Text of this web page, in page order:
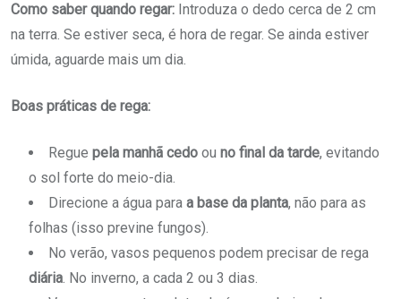
Como saber quando regar: Introduza o dedo cerca de 2 cm
na terra. Se estiver seca, é hora de regar. Se ainda estiver
úmida, aguarde mais um dia.
Boas práticas de rega:
Regue pela manhã cedo ou no final da tarde, evitando
o sol forte do meio-dia.
Direcione a água para a base da planta, não para as
folhas (isso previne fungos).
No verão, vasos pequenos podem precisar de rega
diária. No inverno, a cada 2 ou 3 dias.